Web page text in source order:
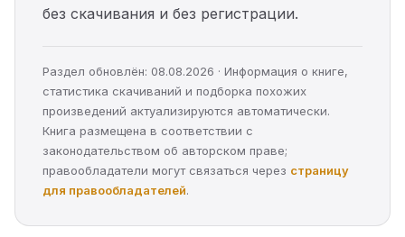
без скачивания и без регистрации.
Раздел обновлён: 08.08.2026 · Информация о книге,
статистика скачиваний и подборка похожих
произведений актуализируются автоматически.
Книга размещена в соответствии с
законодательством об авторском праве;
правообладатели могут связаться через страницу
для правообладателей.